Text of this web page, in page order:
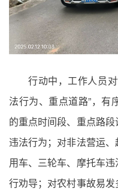
行动中，工作人员
法行为、重点道路”，有
的重点时间段、重点路
违法行为；对非法营运
用车、三轮车、摩托车
行劝导；对农村事故易